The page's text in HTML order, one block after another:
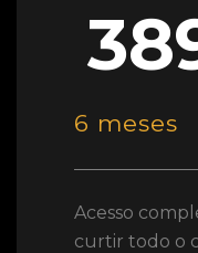
6 meses
Acesso
curtir todo o